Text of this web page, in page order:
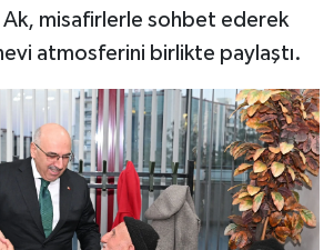
misafirlerle sohbet ederek
atmosferini birlikte paylaştı.